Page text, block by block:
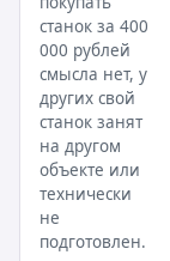
станок за 400
000 рублей
смысла нет, у
других свой
станок занят
на другом
объекте или
технически
не
подготовлен.